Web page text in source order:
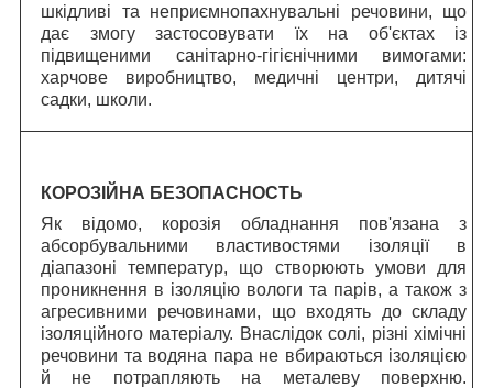
шкідливі та неприємнопахнувальні речовини, що
дає змогу застосовувати їх на об'єктах із
підвищеними санітарно-гігієнічними вимогами:
харчове виробництво, медичні центри, дитячі
садки, школи.
КОРОЗІЙНА БЕЗОПАСНОСТЬ
Як відомо, корозія обладнання пов'язана з
абсорбувальними властивостями ізоляції в
діапазоні температур, що створюють умови для
проникнення в ізоляцію вологи та парів, а також з
агресивними речовинами, що входять до складу
ізоляційного матеріалу. Внаслідок солі, різні хімічні
речовини та водяна пара не вбираються ізоляцією
й не потрапляють на металеву поверхню.